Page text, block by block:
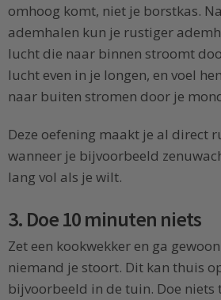
omhoog komt, niet je borstkas.
ademhalen kun je rustiger
lucht die naar binnen stroomt
lucht even in je longen, en voel
naar buiten stromen door je
Deze oefening maakt je al direct
wanneer je bijvoorbeeld
lang vol als je wilt.
3. Doe 10 minuten niets
Zet een kookwekker en ga
niemand je stoort. Dit kan thuis
bijvoorbeeld in de tuin. Doe niets